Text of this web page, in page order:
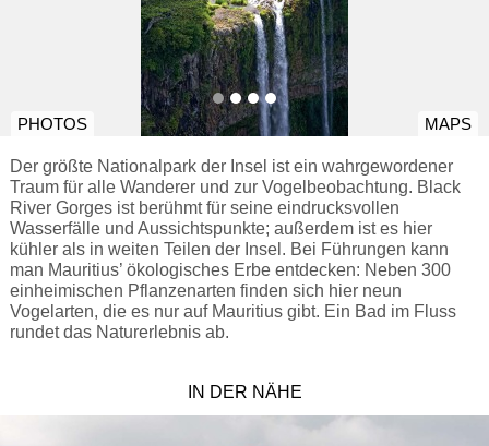
PHOTOS MAPS
Der größte Nationalpark der Insel ist ein wahrgewordener
Traum für alle Wanderer und zur Vogelbeobachtung. Black
River Gorges ist berühmt für seine eindrucksvollen
Wasserfälle und Aussichtspunkte; außerdem ist es hier
kühler als in weiten Teilen der Insel. Bei Führungen kann
man Mauritius’ ökologisches Erbe entdecken: Neben 300
einheimischen Pflanzenarten finden sich hier neun
Vogelarten, die es nur auf Mauritius gibt. Ein Bad im Fluss
rundet das Naturerlebnis ab.
IN DER NÄHE